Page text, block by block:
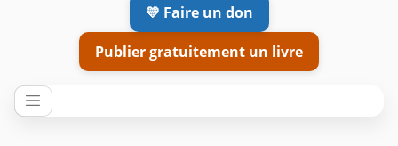
💛 Faire un don
Publier gratuitement un livre